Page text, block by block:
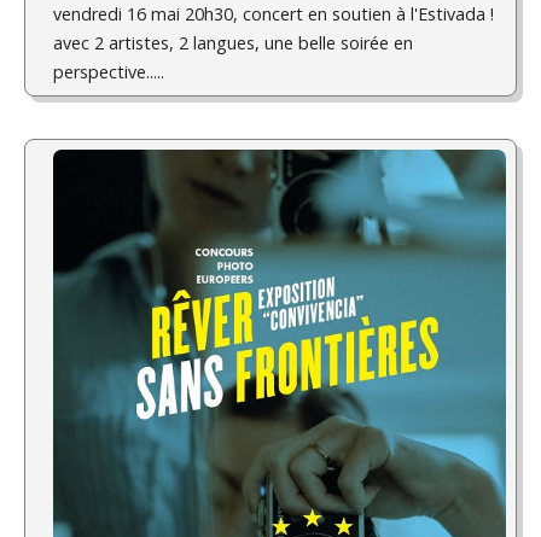
vendredi 16 mai 20h30, concert en soutien à l'Estivada !
avec 2 artistes, 2 langues, une belle soirée en
perspective.....